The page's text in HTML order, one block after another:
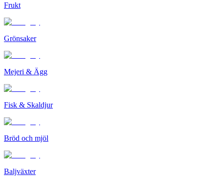
Frukt
Grönsaker
Mejeri & Ägg
Fisk & Skaldjur
Bröd och mjöl
Baljväxter